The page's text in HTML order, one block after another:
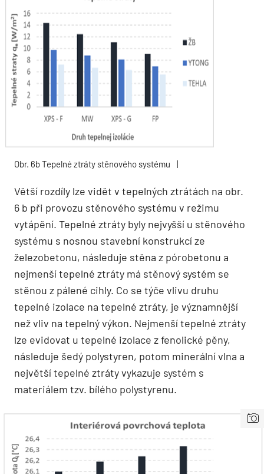
Obr. 6b Tepelné ztráty stěnového systému |
Větší rozdíly lze vidět v tepelných ztrátách na obr.
6 b při provozu stěnového systému v režimu
vytápění. Tepelné ztráty byly nejvyšší u stěnového
systému s nosnou stavební konstrukcí ze
železobetonu, následuje stěna z pórobetonu a
nejmenší tepelné ztráty má stěnový systém se
stěnou z pálené cihly. Co se týče vlivu druhu
tepelné izolace na tepelné ztráty, je významnější
než vliv na tepelný výkon. Nejmenší tepelné ztráty
lze evidovat u tepelné izolace z fenolické pěny,
následuje šedý polystyren, potom minerální vlna a
největší tepelné ztráty vykazuje systém s
materiálem tzv. bílého polystyrenu.